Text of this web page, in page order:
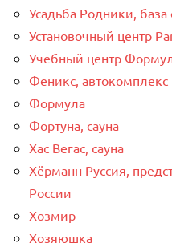
Усадьба Родники, база
Установочный центр
Учебный центр
Феникс, автокомплекс
Формула
Фортуна, сауна
Хас Вегас, сауна
Хёрманн Руссия,
России
Хозмир
Хозяюшка